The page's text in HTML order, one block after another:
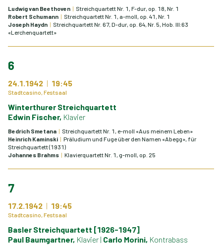
Ludwig van Beethoven
Streichquartett Nr. 1, F-dur, op. 18, Nr. 1
Robert Schumann
Streichquartett Nr. 1, a-moll, op. 41, Nr. 1
Joseph Haydn
Streichquartett Nr. 67, D-dur, op. 64, Nr. 5, Hob. III:63
«Lerchenquartett»
6
24.1.1942 19:45
Stadtcasino, Festsaal
Winterthurer Streichquartett
Edwin Fischer, Klavier
Bedrich Smetana
Streichquartett Nr. 1, e-moll «Aus meinem Leben»
Heinrich Kaminski
Präludium und Fuge über den Namen «Abegg», für
Streichquartett (1931)
Johannes Brahms
Klavierquartett Nr. 1, g-moll, op. 25
7
17.2.1942 19:45
Stadtcasino, Festsaal
Basler Streichquartett [1926-1947]
Paul Baumgartner, Klavier | Carlo Morini, Kontrabass